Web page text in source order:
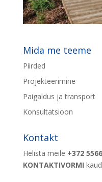
Mida me teeme
Piirded
Projekteerimine
Paigaldus ja transport
Konsultatsioon
Kontakt
Helista meile +372
KONTAKTIVORMI